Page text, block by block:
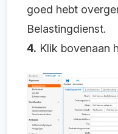
goed hebt
Belastingdienst.
4. Klik bovenaan